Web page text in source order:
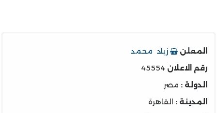
المعلن
زياد محمد
رقم الاعلان 45554
الدولة : مصر
المدينة : القاهرة